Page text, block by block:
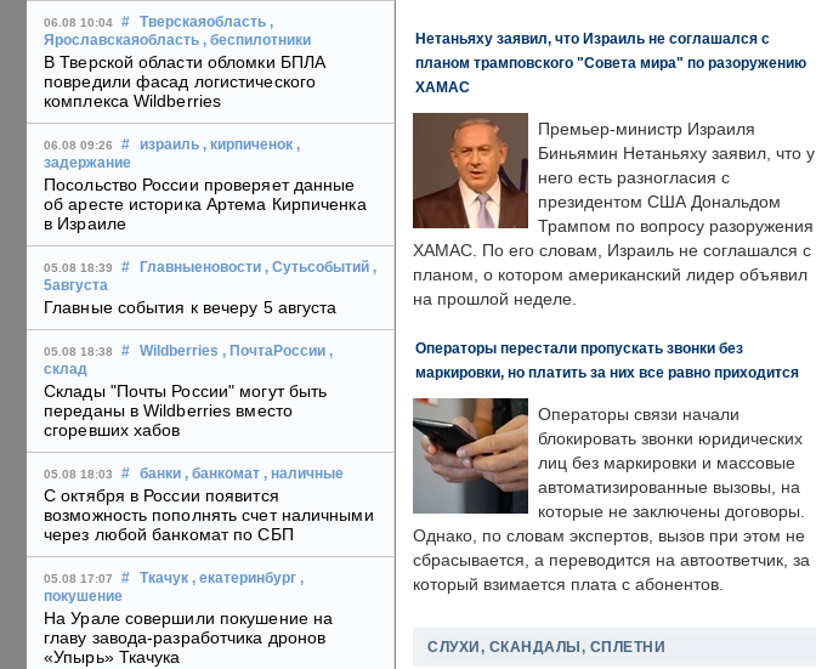
06.08 10:04 # Тверскаяобласть ,
Ярославскаяобласть , беспилотники
В Тверской области обломки БПЛА
повредили фасад логистического
комплекса Wildberries
06.08 09:26 # израиль , кирпиченок ,
задержание
Посольство России проверяет данные
об аресте историка Артема Кирпиченка
в Израиле
05.08 18:39 # Главныеновости , Сутьсобытий ,
5августа
Главные события к вечеру 5 августа
05.08 18:38 # Wildberries , ПочтаРоссии ,
склад
Склады "Почты России" могут быть
переданы в Wildberries вместо
сгоревших хабов
05.08 18:03 # банки , банкомат , наличные
С октября в России появится
возможность пополнять счет наличными
через любой банкомат по СБП
05.08 17:07 # Ткачук , екатеринбург ,
покушение
На Урале совершили покушение на
главу завода-разработчика дронов
«Упырь» Ткачука
Нетаньяху заявил, что Израиль не соглашался с
планом трамповского "Совета мира" по разоружению
ХАМАС
Премьер-министр Израиля
Биньямин Нетаньяху заявил, что у
него есть разногласия с
президентом США Дональдом
Трампом по вопросу разоружения
ХАМАС. По его словам, Израиль не соглашался с
планом, о котором американский лидер объявил
на прошлой неделе.
Операторы перестали пропускать звонки без
маркировки, но платить за них все равно приходится
Операторы связи начали
блокировать звонки юридических
лиц без маркировки и массовые
автоматизированные вызовы, на
которые не заключены договоры.
Однако, по словам экспертов, вызов при этом не
сбрасывается, а переводится на автоответчик, за
который взимается плата с абонентов.
СЛУХИ, СКАНДАЛЫ, СПЛЕТНИ